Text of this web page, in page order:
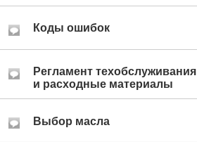
Коды ошибок
Регламент техобслуживания
и расходные материалы
Выбор масла